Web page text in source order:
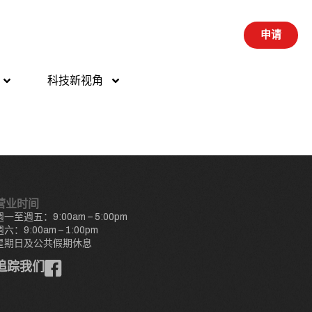
申请
科技新视角
业时间
一至週五：9:00am – 5:00pm
六：9:00am – 1:00pm
期日及公共假期休息
踪我们